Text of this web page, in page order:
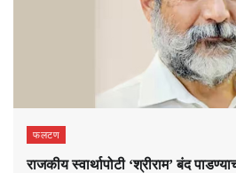
फलटण
राजकीय स्वार्थापोटी ‘श्रीराम’ बंद